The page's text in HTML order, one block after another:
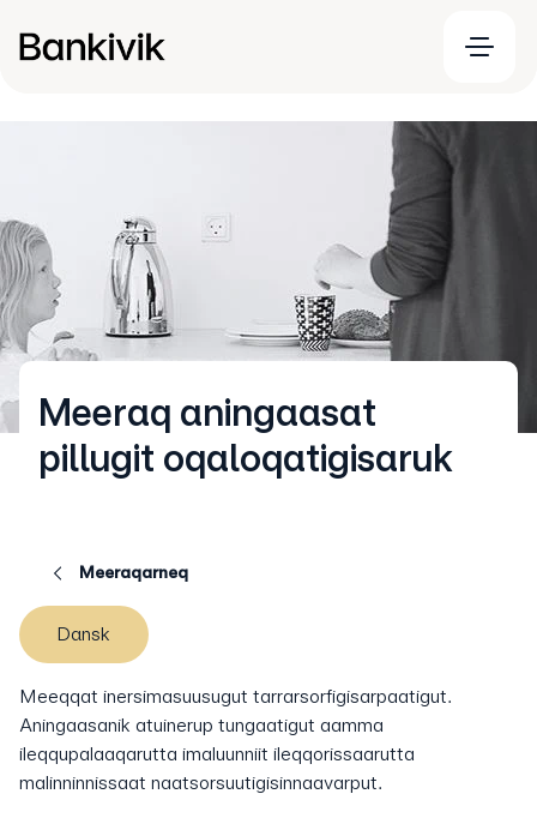
Meeraq aningaasat
pillugit oqaloqatigisaruk
Meeraqarneq
Dansk
Meeqqat inersimasuusugut tarrarsorfigisarpaatigut.
Aningaasanik atuinerup tungaatigut aamma
ileqqupalaaqarutta imaluunniit ileqqorissaarutta
malinninnissaat naatsorsuutigisinnaavarput.